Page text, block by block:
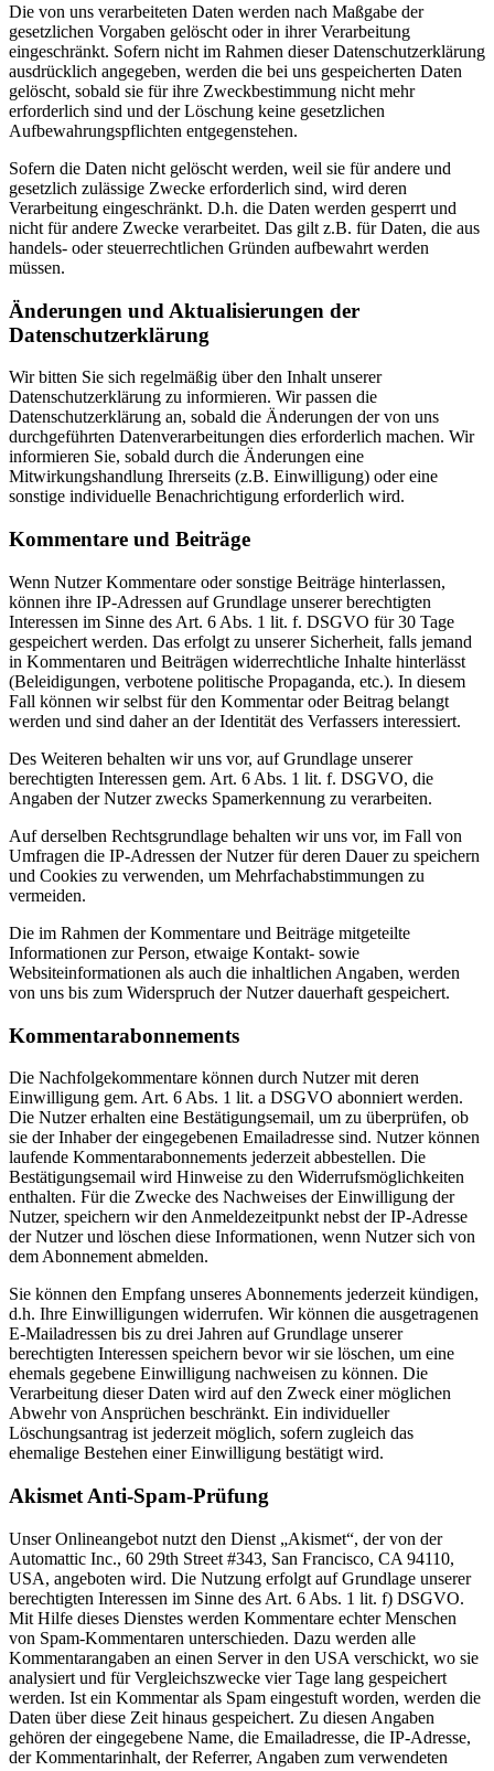
Die von uns verarbeiteten Daten werden nach Maßgabe der
gesetzlichen Vorgaben gelöscht oder in ihrer Verarbeitung
eingeschränkt. Sofern nicht im Rahmen dieser Datenschutzerklärung
ausdrücklich angegeben, werden die bei uns gespeicherten Daten
gelöscht, sobald sie für ihre Zweckbestimmung nicht mehr
erforderlich sind und der Löschung keine gesetzlichen
Aufbewahrungspflichten entgegenstehen.
Sofern die Daten nicht gelöscht werden, weil sie für andere und
gesetzlich zulässige Zwecke erforderlich sind, wird deren
Verarbeitung eingeschränkt. D.h. die Daten werden gesperrt und
nicht für andere Zwecke verarbeitet. Das gilt z.B. für Daten, die aus
handels- oder steuerrechtlichen Gründen aufbewahrt werden
müssen.
Änderungen und Aktualisierungen der
Datenschutzerklärung
Wir bitten Sie sich regelmäßig über den Inhalt unserer
Datenschutzerklärung zu informieren. Wir passen die
Datenschutzerklärung an, sobald die Änderungen der von uns
durchgeführten Datenverarbeitungen dies erforderlich machen. Wir
informieren Sie, sobald durch die Änderungen eine
Mitwirkungshandlung Ihrerseits (z.B. Einwilligung) oder eine
sonstige individuelle Benachrichtigung erforderlich wird.
Kommentare und Beiträge
Wenn Nutzer Kommentare oder sonstige Beiträge hinterlassen,
können ihre IP-Adressen auf Grundlage unserer berechtigten
Interessen im Sinne des Art. 6 Abs. 1 lit. f. DSGVO für 30 Tage
gespeichert werden. Das erfolgt zu unserer Sicherheit, falls jemand
in Kommentaren und Beiträgen widerrechtliche Inhalte hinterlässt
(Beleidigungen, verbotene politische Propaganda, etc.). In diesem
Fall können wir selbst für den Kommentar oder Beitrag belangt
werden und sind daher an der Identität des Verfassers interessiert.
Des Weiteren behalten wir uns vor, auf Grundlage unserer
berechtigten Interessen gem. Art. 6 Abs. 1 lit. f. DSGVO, die
Angaben der Nutzer zwecks Spamerkennung zu verarbeiten.
Auf derselben Rechtsgrundlage behalten wir uns vor, im Fall von
Umfragen die IP-Adressen der Nutzer für deren Dauer zu speichern
und Cookies zu verwenden, um Mehrfachabstimmungen zu
vermeiden.
Die im Rahmen der Kommentare und Beiträge mitgeteilte
Informationen zur Person, etwaige Kontakt- sowie
Websiteinformationen als auch die inhaltlichen Angaben, werden
von uns bis zum Widerspruch der Nutzer dauerhaft gespeichert.
Kommentarabonnements
Die Nachfolgekommentare können durch Nutzer mit deren
Einwilligung gem. Art. 6 Abs. 1 lit. a DSGVO abonniert werden.
Die Nutzer erhalten eine Bestätigungsemail, um zu überprüfen, ob
sie der Inhaber der eingegebenen Emailadresse sind. Nutzer können
laufende Kommentarabonnements jederzeit abbestellen. Die
Bestätigungsemail wird Hinweise zu den Widerrufsmöglichkeiten
enthalten. Für die Zwecke des Nachweises der Einwilligung der
Nutzer, speichern wir den Anmeldezeitpunkt nebst der IP-Adresse
der Nutzer und löschen diese Informationen, wenn Nutzer sich von
dem Abonnement abmelden.
Sie können den Empfang unseres Abonnements jederzeit kündigen,
d.h. Ihre Einwilligungen widerrufen. Wir können die ausgetragenen
E-Mailadressen bis zu drei Jahren auf Grundlage unserer
berechtigten Interessen speichern bevor wir sie löschen, um eine
ehemals gegebene Einwilligung nachweisen zu können. Die
Verarbeitung dieser Daten wird auf den Zweck einer möglichen
Abwehr von Ansprüchen beschränkt. Ein individueller
Löschungsantrag ist jederzeit möglich, sofern zugleich das
ehemalige Bestehen einer Einwilligung bestätigt wird.
Akismet Anti-Spam-Prüfung
Unser Onlineangebot nutzt den Dienst „Akismet“, der von der
Automattic Inc., 60 29th Street #343, San Francisco, CA 94110,
USA, angeboten wird. Die Nutzung erfolgt auf Grundlage unserer
berechtigten Interessen im Sinne des Art. 6 Abs. 1 lit. f) DSGVO.
Mit Hilfe dieses Dienstes werden Kommentare echter Menschen
von Spam-Kommentaren unterschieden. Dazu werden alle
Kommentarangaben an einen Server in den USA verschickt, wo sie
analysiert und für Vergleichszwecke vier Tage lang gespeichert
werden. Ist ein Kommentar als Spam eingestuft worden, werden die
Daten über diese Zeit hinaus gespeichert. Zu diesen Angaben
gehören der eingegebene Name, die Emailadresse, die IP-Adresse,
der Kommentarinhalt, der Referrer, Angaben zum verwendeten